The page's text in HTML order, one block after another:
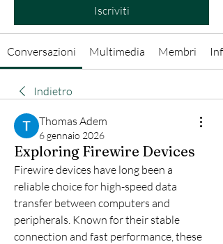
Iscriviti
Conversazioni Multimedia Membri Info
Indietro
Thomas Adem
6 gennaio 2026
Exploring Firewire Devices
Firewire devices have long been a
reliable choice for high-speed data
transfer between computers and
peripherals. Known for their stable
connection and fast performance, these